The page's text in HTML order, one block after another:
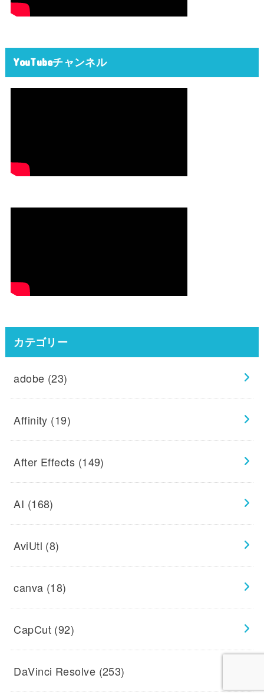
YouTubeチャンネル
カテゴリー
adobe (23)
Affinity (19)
After Effects (149)
AI (168)
AviUtl (8)
canva (18)
CapCut (92)
DaVinci Resolve (253)